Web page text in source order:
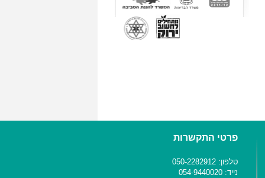
פרטי התקשרות
טלפון: 050-2282912
נייד: 054-9440020